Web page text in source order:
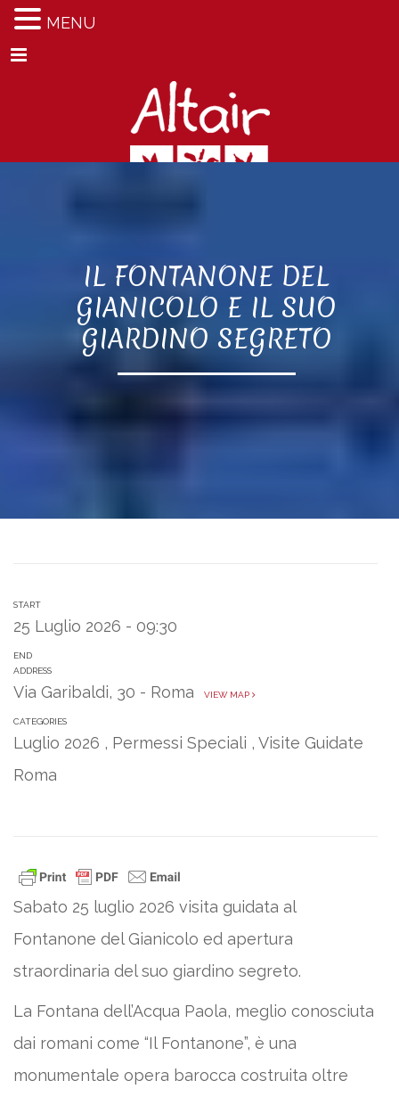
Menu
IL FONTANONE DEL
GIANICOLO E IL SUO
GIARDINO SEGRETO
START
25 Luglio 2026 - 09:30
END
ADDRESS
Via Garibaldi, 30 - Roma VIEW MAP
CATEGORIES
Luglio 2026 , Permessi Speciali , Visite Guidate
Roma
Sabato 25 luglio 2026 visita guidata al
Fontanone del Gianicolo ed apertura
straordinaria del suo giardino segreto.
La Fontana dell’Acqua Paola, meglio conosciuta
dai romani come “Il Fontanone”, è una
monumentale opera barocca costruita oltre
MENU